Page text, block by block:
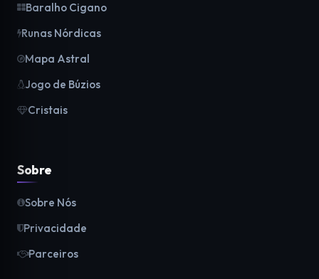
Baralho Cigano
Runas Nórdicas
Mapa Astral
Jogo de Búzios
Cristais
Sobre
Sobre Nós
Privacidade
Parceiros